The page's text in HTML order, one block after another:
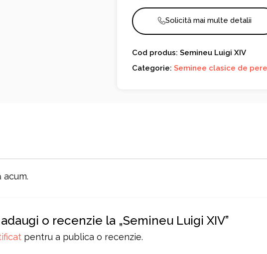
Solicită mai multe detalii
Cod produs: Semineu Luigi XIV
Categorie:Seminee clasice de
acum.
o recenzie la „Semineu Luigi XIV”
pentru a publica o recenzie.